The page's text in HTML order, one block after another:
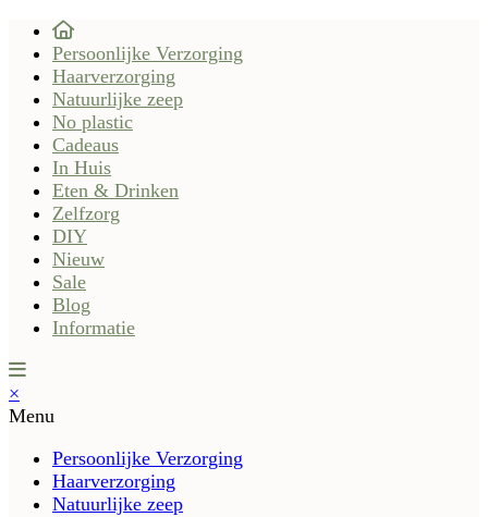
Persoonlijke Verzorging
Haarverzorging
Natuurlijke zeep
No plastic
Cadeaus
In Huis
Eten & Drinken
Zelfzorg
DIY
Nieuw
Sale
Blog
Informatie
×
Menu
Persoonlijke Verzorging
Haarverzorging
Natuurlijke zeep